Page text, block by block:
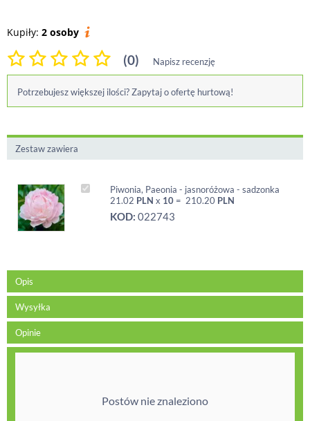
Kupiły: 2 osoby
(0) Napisz recenzję
Potrzebujesz większej ilości? Zapytaj o ofertę hurtową!
Zestaw zawiera
Piwonia, Paeonia - jasnoróżowa - sadzonka
21.02 PLN x 10 = 210.20 PLN
KOD: 022743
Opis
Wysyłka
Opinie
Postów nie znaleziono